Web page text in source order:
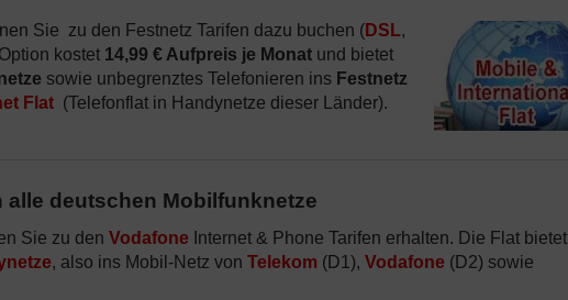
Sie zu den Festnetz Tarifen dazu buchen (DSL,
kostet 14,99 € Aufpreis je Monat und bietet
sowie unbegrenztes Telefonieren ins Festnetz
Flat (Telefonflat in Handynetze dieser Länder).
alle deutschen Mobilfunknetze
Sie zu den Vodafone Internet & Phone Tarifen erhalten. Die Flat bietet
, also ins Mobil-Netz von Telekom (D1), Vodafone (D2) sowie